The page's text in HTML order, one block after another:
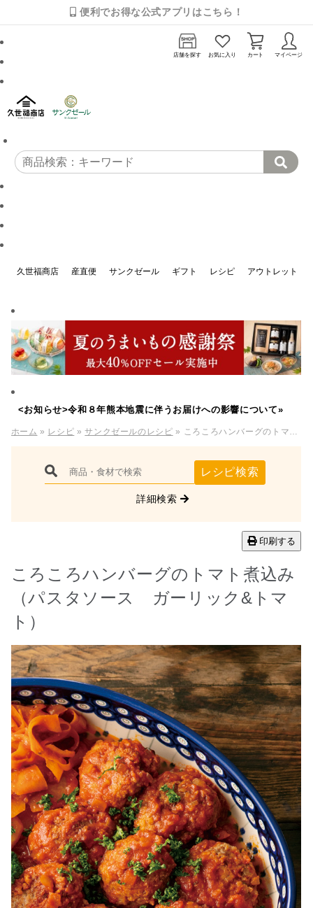
便利でお得な公式アプリはこちら！
店舗を探す お気に入り カート マイページ
久世福商店 産直便 サンクゼール ギフト レシピ アウトレット
<お知らせ>令和８年熊本地震に伴うお届けへの影響について»
ホーム » レシピ »サンクゼールのレシピ » ころころハンバーグのトマト煮込み（パスタソース ガーリック&トマト）
レシピ検索
詳細検索
印刷する
ころころハンバーグのトマト煮込み
（パスタソース ガーリック&トマ
ト）